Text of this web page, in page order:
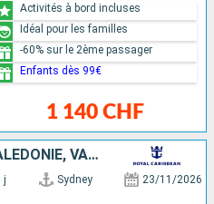
1 140 CHF
Activités à bord incluses
Idéal pour les familles
-60% sur le 2ème passager
Enfants dès 99€
AUSTRALIE, NOUVELLE-CALÉDONIE, VANUATU
j Sydney 23/11/2026